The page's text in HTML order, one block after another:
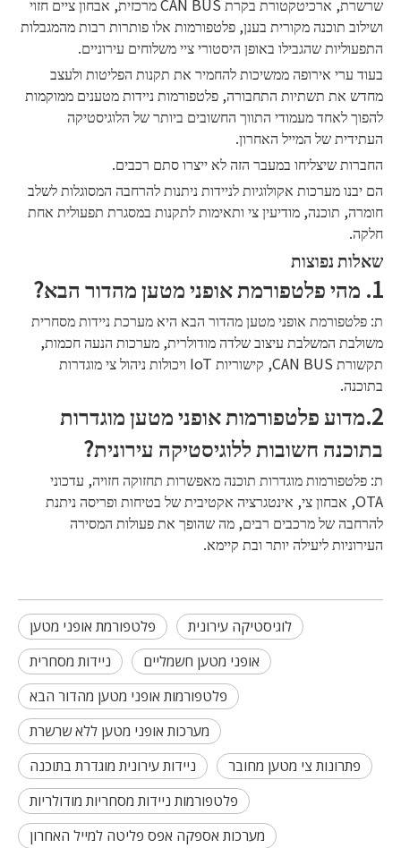
שרשרת, ארכיטקטורת בקרת CAN BUS מרכזית, אבחון ציים חזוי
ושילוב תוכנה מקורית בענן, פלטפורמות אלו פותרות רבות מהמגבלות
התפעוליות שהגבילו באופן היסטורי ציי משלוחים עירוניים.
בעוד ערי אירופה ממשיכות להחמיר את תקנות הפליטות ולעצב
מחדש את תשתיות התחבורה, פלטפורמות ניידות מטענים ממוקמות
להפוך לאחד מעמודי התווך החשובים ביותר של הלוגיסטיקה
העתידית של המייל האחרון.
החברות שיצליחו במעבר הזה לא ייצרו סתם רכבים.
הם יבנו מערכות אקולוגיות לניידות ניתנות להרחבה המסוגלות לשלב
חומרה, תוכנה, מודיעין צי ותאימות לתקנות במסגרת תפעולית אחת
חלקה.
שאלות נפוצות
1. מהי פלטפורמת אופני מטען מהדור הבא?
ת: פלטפורמת אופני מטען מהדור הבא היא מערכת ניידות מסחרית
משולבת המשלבת עיצוב שלדה מודולרית, מערכות הנעה חכמות,
תקשורת CAN BUS, קישוריות IoT ויכולות ניהול צי מוגדרות
בתוכנה.
2.מדוע פלטפורמות אופני מטען מוגדרות
בתוכנה חשובות ללוגיסטיקה עירונית?
ת: פלטפורמות מוגדרות תוכנה מאפשרות תחזוקה חזויה, עדכוני
OTA, אבחון צי, אינטגרציה אקטיבית של בטיחות ופריסה ניתנת
להרחבה של מרכבים רבים, מה שהופך את פעולות המסירה
העירוניות ליעילה יותר ובת קיימא.
פלטפורמת אופני מטען
לוגיסטיקה עירונית
ניידות מסחרית
אופני מטען חשמליים
פלטפורמות אופני מטען מהדור הבא
מערכות אופני מטען ללא שרשרת
ניידות עירונית מוגדרת בתוכנה
פתרונות צי מטען מחובר
פלטפורמות ניידות מסחריות מודולריות
מערכות אספקה ​​אפס פליטה למייל האחרון